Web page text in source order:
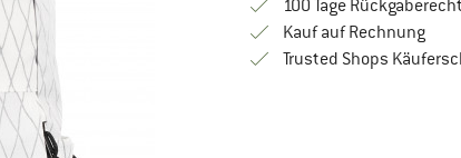
100 Tage Rückgaberecht
Kauf auf Rechnung
Trusted Shops